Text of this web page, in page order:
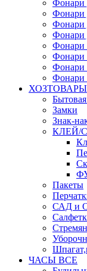
ХОЗТОВАРЫ
Замки
Знак-
КЛЕЙ/
Пакеты
САД и
ЧАСЫ ВСЕ